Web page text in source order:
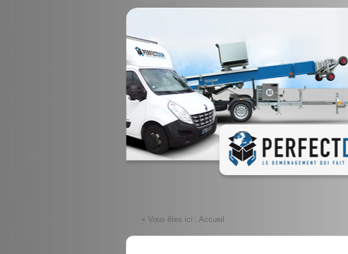
• Vous êtes ici : Accueil